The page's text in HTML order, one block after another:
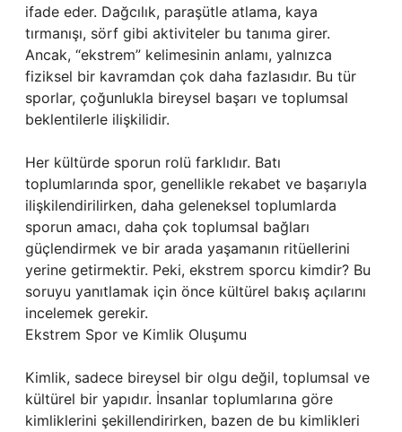
ifade eder. Dağcılık, paraşütle atlama, kaya
tırmanışı, sörf gibi aktiviteler bu tanıma girer.
Ancak, “ekstrem” kelimesinin anlamı, yalnızca
fiziksel bir kavramdan çok daha fazlasıdır. Bu tür
sporlar, çoğunlukla bireysel başarı ve toplumsal
beklentilerle ilişkilidir.
Her kültürde sporun rolü farklıdır. Batı
toplumlarında spor, genellikle rekabet ve başarıyla
ilişkilendirilirken, daha geleneksel toplumlarda
sporun amacı, daha çok toplumsal bağları
güçlendirmek ve bir arada yaşamanın ritüellerini
yerine getirmektir. Peki, ekstrem sporcu kimdir? Bu
soruyu yanıtlamak için önce kültürel bakış açılarını
incelemek gerekir.
Ekstrem Spor ve Kimlik Oluşumu
Kimlik, sadece bireysel bir olgu değil, toplumsal ve
kültürel bir yapıdır. İnsanlar toplumlarına göre
kimliklerini şekillendirirken, bazen de bu kimlikleri